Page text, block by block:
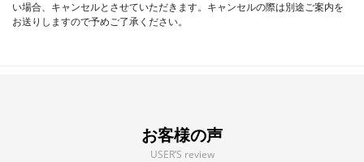
い場合、キャンセルとさせていただきます。キャンセルの際は別途ご案内を
お送りしますので予めご了承ください。
お客様の声
USER’S review